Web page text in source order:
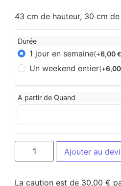
43 cm de hauteur, 30 cm de
Durée
1 jour en semaine(+6,00 €
Un weekend entier(+6,00
A partir de Quand
Ajouter au
La caution est de 30,00 €